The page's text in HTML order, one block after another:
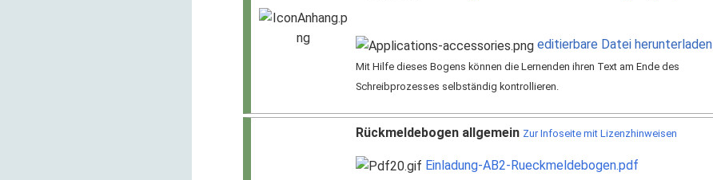
editierbare Datei herunterladen
Mit Hilfe dieses Bogens können die Lernenden ihren Text am Ende des
Schreibprozesses selbständig kontrollieren.
Rückmeldebogen allgemein Zur Infoseite mit Lizenzhinweisen
Einladung-AB2-Rueckmeldebogen.pdf